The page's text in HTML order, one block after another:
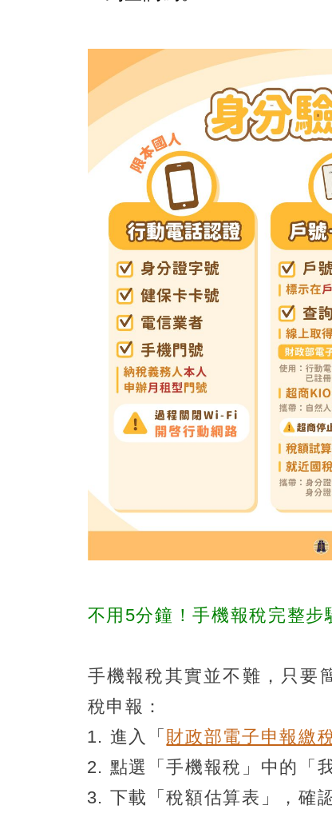
不用5分鐘！手機報稅完整步
手機報稅其實並不難，只要
稅申報：
進入「 財政部電子申報繳
點選「手機報稅」中的「
下載「稅額估算表」，確